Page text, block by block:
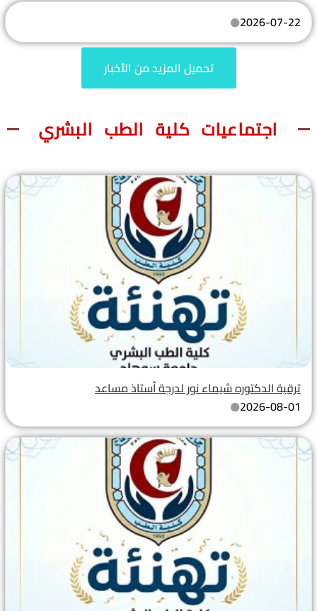
2026-07-22
تحميل المزيد من الأخبار
اجتماعيات كلية الطب البشري
ترقية الدكتوره شيماء نور لدرجة أستاذ مساعد
2026-08-01